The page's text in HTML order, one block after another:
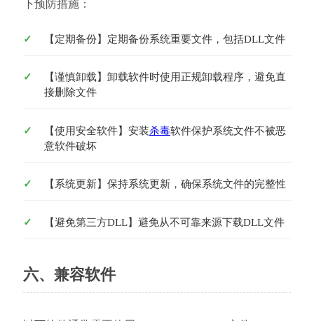
下预防措施：
【定期备份】定期备份系统重要文件，包括DLL文件
【谨慎卸载】卸载软件时使用正规卸载程序，避免直
接删除文件
【使用安全软件】安装杀毒软件保护系统文件不被恶
意软件破坏
【系统更新】保持系统更新，确保系统文件的完整性
【避免第三方DLL】避免从不可靠来源下载DLL文件
六、兼容软件